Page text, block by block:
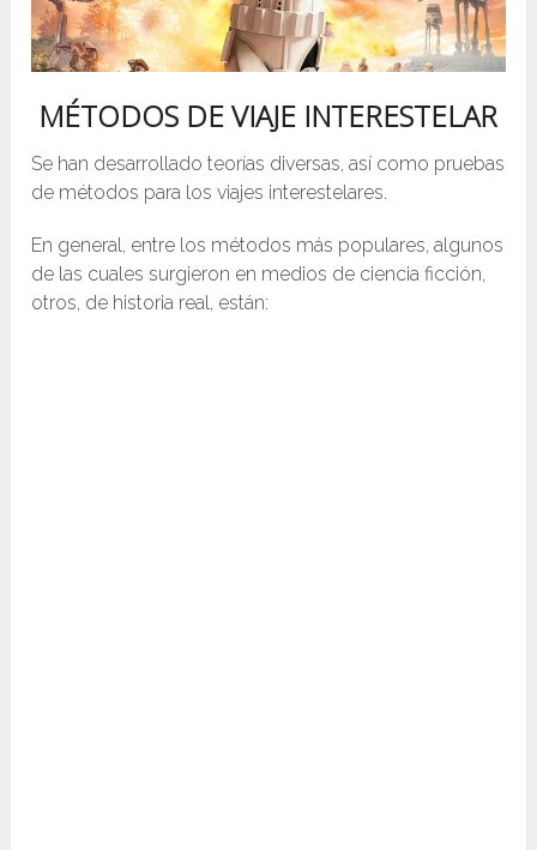
MÉTODOS DE VIAJE INTERESTELAR
Se han desarrollado teorías diversas, así como pruebas
de métodos para los viajes interestelares.
En general, entre los métodos más populares, algunos
de las cuales surgieron en medios de ciencia ficción,
otros, de historia real, están: